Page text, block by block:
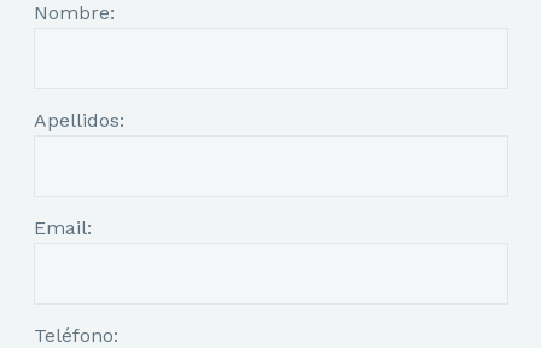
Nombre:
Apellidos:
Email:
Teléfono: